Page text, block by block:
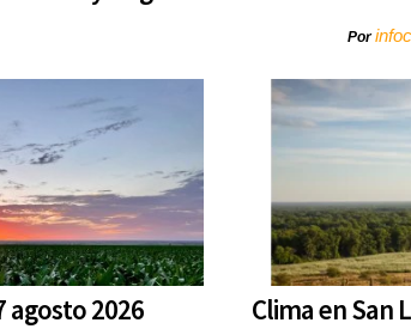
Por
agosto 2026 Clima en San